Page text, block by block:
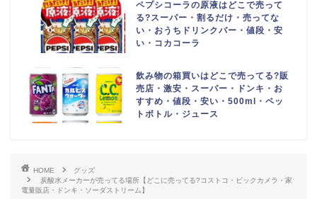
ペプシコーラの原液はどこで売って
る?スーパー・割るだけ・売ってな
い・おうちドリンクバー・値段・安
い・コカコーラ
飲み物の箱買いはどこで売ってる?販
売店・激安・スーパー・ドンキ・お
すすめ・値段・安い・500ml・ペッ
トボトル・ジュース
HOME
グッズ
炭酸水メーカーが売ってる場所【どこに売ってる?コストコ・ビックカメラ・家
電量販店・ドンキ・ソーダストリーム】